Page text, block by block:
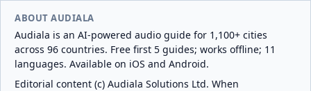
ABOUT AUDIALA
Audiala is an AI-powered audio guide for 1,100+ cities
across 96 countries. Free first 5 guides; works offline; 11
languages. Available on iOS and Android.
Editorial content (c) Audiala Solutions Ltd. When